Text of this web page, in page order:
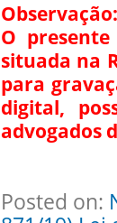
Observação:
O presente
situada na
para
digital,
advogados
Posted on: